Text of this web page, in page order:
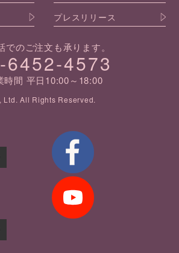
プレスリリース
でのご注文も承ります。
6452-4573
時間 平日10:00～18:00
All Rights Reserved.